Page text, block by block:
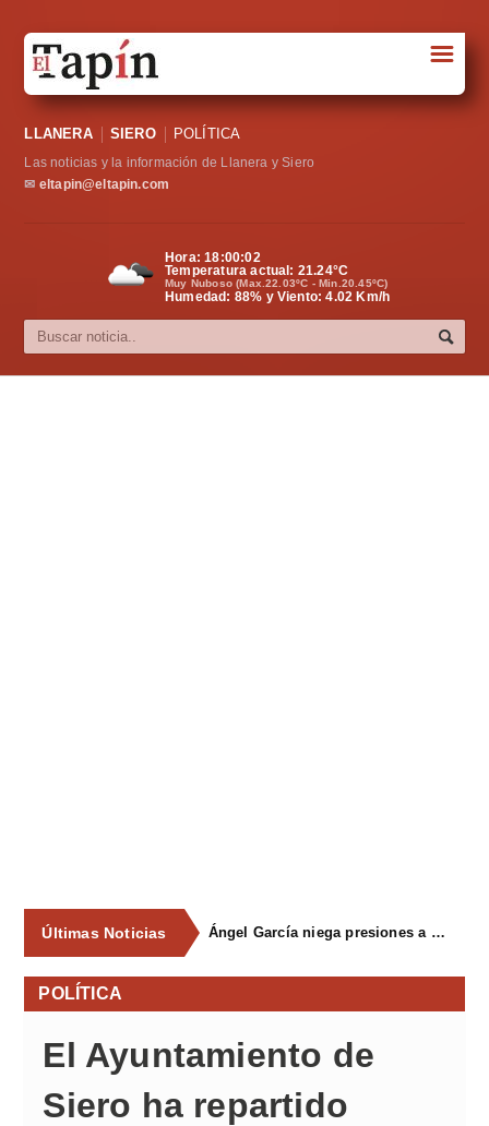
Sociedad
Política
Cultura
☰
LLANERA SIERO POLÍTICA
Las noticias y la información de Llanera y Siero
✉ eltapin@eltapin.com
Hora:18:00:03
Temperatura actual: 21.24°C
Muy Nuboso (Max.22.03ºC - Min.20.45ºC)
Humedad: 88% y Viento: 4.02 Km/h
Últimas Noticias Ángel García niega presiones a comercios y asegura que el Ayuntamiento cumple "de manera muy rigurosa" la Ley de Contratos
POLÍTICA
El Ayuntamiento de
Siero ha repartido